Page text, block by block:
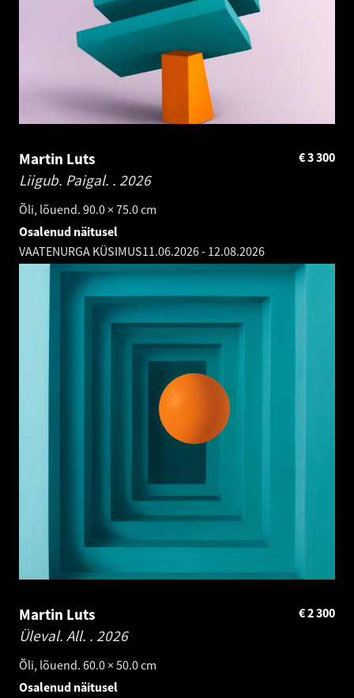
Martin Luts
Liigub. Paigal. . 2026
Õli, lõuend. 90.0 × 75.0 cm
3 300
€
Osalenud näitusel
VAATENURGA KÜSIMUS11.06.2026- 12.08.2026
Martin Luts
Üleval. All. . 2026
Õli, lõuend. 60.0 × 50.0 cm
2 300
€
Osalenud näitusel